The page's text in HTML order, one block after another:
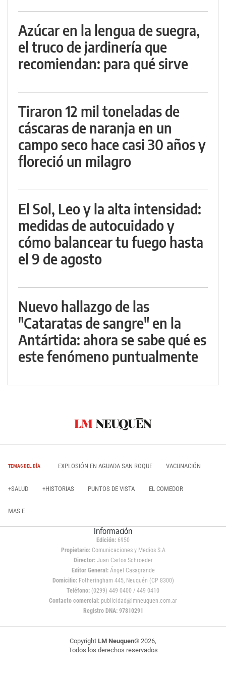
Azúcar en la lengua de suegra,
el truco de jardinería que
recomiendan: para qué sirve
Tiraron 12 mil toneladas de
cáscaras de naranja en un
campo seco hace casi 30 años y
floreció un milagro
El Sol, Leo y la alta intensidad:
medidas de autocuidado y
cómo balancear tu fuego hasta
el 9 de agosto
Nuevo hallazgo de las
"Cataratas de sangre" en la
Antártida: ahora se sabe qué es
este fenómeno puntualmente
TEMAS DEL DÍA EXPLOSIÓN EN AGUADA SAN ROQUE VACUNACIÓN
+SALUD +HISTORIAS PUNTOS DE VISTA EL COMEDOR
MAS E
Información
Edición: 6950
Propietario:Comunicaciones y Medios S.A
Director: Juan Carlos Schroeder
Editor General:Ángel Casagrande
Domicilio:Fotheringham 445, Neuquén (CP 8300)
Teléfono: (0299) 449 0400 / 449 0410
Contacto comercial: publicidad@lmneuquen.com.ar
Registro DNA: 97810291
Copyright LM Neuquen© 2026,
Todos los derechos reservados